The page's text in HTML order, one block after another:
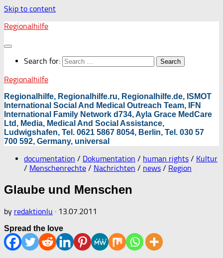
Skip to content
Regionalhilfe
Search for:
Regionalhilfe
Regionalhilfe, Regionalhilfe.ru, Regionalhilfe.de, ISMOT
International Social And Medical Outreach Team, IFN
International Family Network d734, Ayla Grace MedCare
Ltd, Media, Medical And Social Assistance,
Ludwigshafen, Tel. 0621 5867 8054, Berlin, Tel. 030 57
700 592, Germany, universal
documentation / Dokumentation / human rights / Kultur
/ Menschenrechte / Nachrichten / news / Region
Glaube und Menschen
by redaktionlu · 13.07.2011
Spread the love